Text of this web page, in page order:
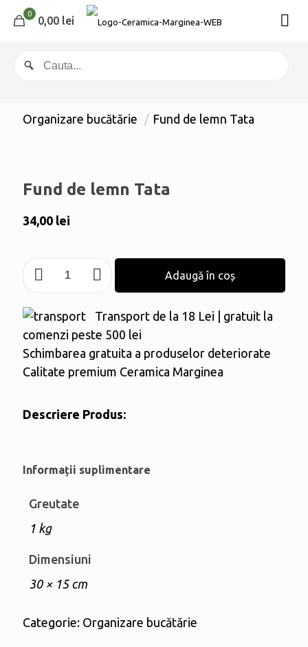
0
0,00 lei
Organizare bucătărie / Fund de lemn Tata
Fund de lemn Tata
34,00 lei
Cantitate
Fund
lemn
Tata
Adaugă în coș
Transport de la 18 Lei | gratuit la
comenzi peste 500 lei
Schimbarea gratuita a produselor deteriorate
Calitate premium Ceramica Marginea
Descriere Produs:
Informații suplimentare
Greutate
1 kg
Dimensiuni
30 × 15 cm
Categorie: Organizare bucătărie